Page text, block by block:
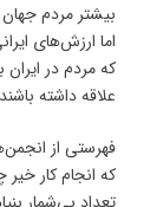
بیشتر مردم
اما ارزش‌های
که مردم در
علاقه داشته
فهرستی از
که انجام کار خیر